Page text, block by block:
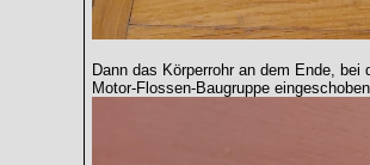
Dann das Körperrohr an dem Ende,
Motor-Flossen-Baugruppe